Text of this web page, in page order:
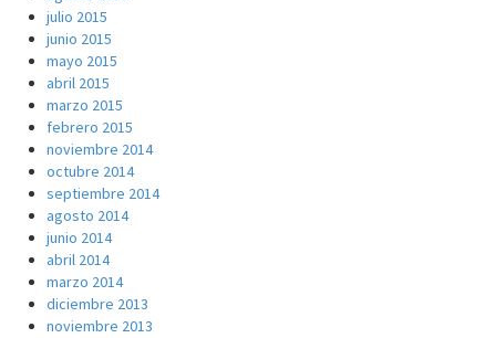
julio 2015
junio 2015
mayo 2015
abril 2015
marzo 2015
febrero 2015
noviembre 2014
octubre 2014
septiembre 2014
agosto 2014
junio 2014
abril 2014
marzo 2014
diciembre 2013
noviembre 2013